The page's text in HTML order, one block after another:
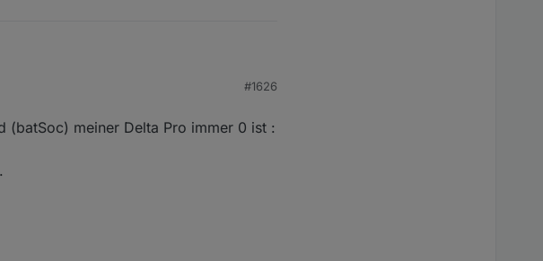
Nur Delta Pro 3 geht nicht, oder habe ich da#1626
(batSoc) meiner Delta Pro immer 0 ist :